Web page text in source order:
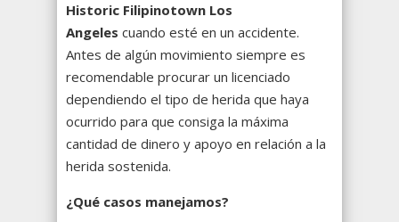
Historic Filipinotown Los
Angeles cuando esté en un accidente.
Antes de algún movimiento siempre es
recomendable procurar un licenciado
dependiendo el tipo de herida que haya
ocurrido para que consiga la máxima
cantidad de dinero y apoyo en relación a la
herida sostenida.
¿Qué casos manejamos?